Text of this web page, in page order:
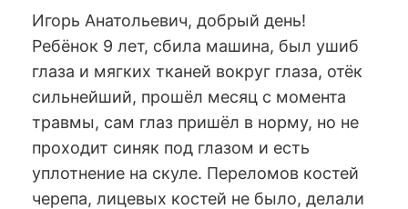
Игорь Анатольевич, добрый день!
Ребёнок 9 лет, сбила машина, был ушиб
глаза и мягких тканей вокруг глаза, отёк
сильнейший, прошёл месяц с момента
травмы, сам глаз пришёл в норму, но не
проходит синяк под глазом и есть
уплотнение на скуле. Переломов костей
черепа, лицевых костей не было, делали